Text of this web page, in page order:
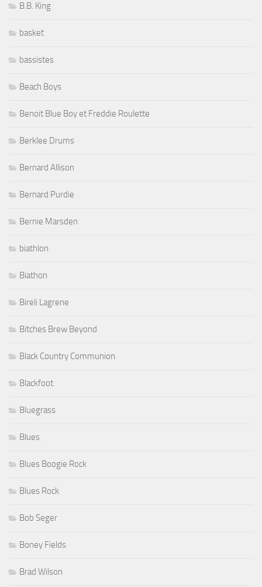
B.B. King
basket
bassistes
Beach Boys
Benoit Blue Boy et Freddie Roulette
Berklee Drums
Bernard Allison
Bernard Purdie
Bernie Marsden
biathlon
Biathon
Bireli Lagrene
Bitches Brew Beyond
Black Country Communion
Blackfoot
Bluegrass
Blues
Blues Boogie Rock
Blues Rock
Bob Seger
Boney Fields
Brad Wilson